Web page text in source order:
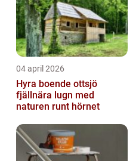
04 april 2026
Hyra boende ottsjö
fjällnära lugn med
naturen runt hörnet